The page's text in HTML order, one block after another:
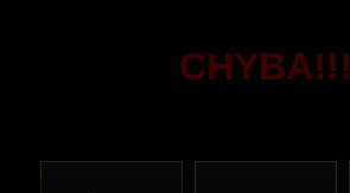
CHYBA!!!